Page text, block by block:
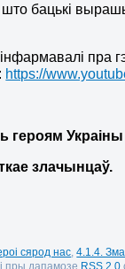
бацькі
пра
https://
героям Украіны
злачынцаў.
сярод нас ,4.1.4.
пры дапамозе RSS 2.0